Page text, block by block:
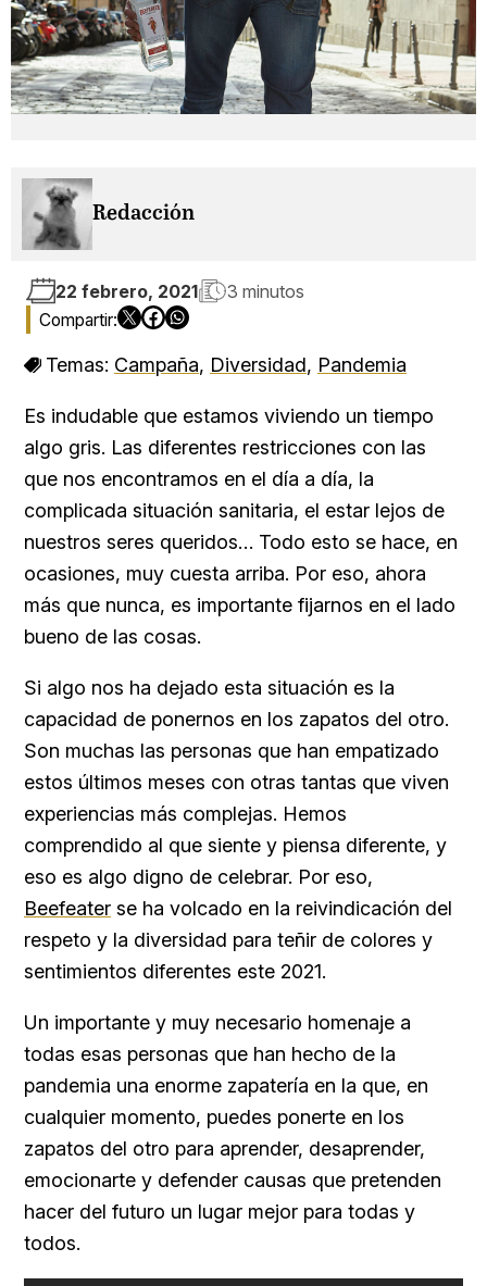
Redacción
22 febrero, 2021 3 minutos
Temas: Campaña, Diversidad, Pandemia
Es indudable que estamos viviendo un tiempo
algo gris. Las diferentes restricciones con las
que nos encontramos en el día a día, la
complicada situación sanitaria, el estar lejos de
nuestros seres queridos… Todo esto se hace, en
ocasiones, muy cuesta arriba. Por eso, ahora
más que nunca, es importante fijarnos en el lado
bueno de las cosas.
Si algo nos ha dejado esta situación es la
capacidad de ponernos en los zapatos del otro.
Son muchas las personas que han empatizado
estos últimos meses con otras tantas que viven
experiencias más complejas. Hemos
comprendido al que siente y piensa diferente, y
eso es algo digno de celebrar. Por eso,
Beefeater se ha volcado en la reivindicación del
respeto y la diversidad para teñir de colores y
sentimientos diferentes este 2021.
Un importante y muy necesario homenaje a
todas esas personas que han hecho de la
pandemia una enorme zapatería en la que, en
cualquier momento, puedes ponerte en los
zapatos del otro para aprender, desaprender,
emocionarte y defender causas que pretenden
hacer del futuro un lugar mejor para todas y
todos.